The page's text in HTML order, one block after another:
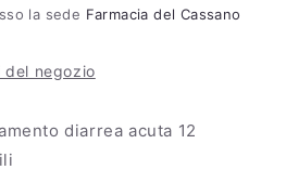
la sede Farmacia del Cassano
negozio
diarrea acuta 12